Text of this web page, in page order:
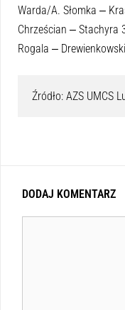
Warda/A. Słomka ‒
Chrześcian ‒ Stachyra
Rogala ‒
Źródło: AZS UMCS
DODAJ KOMENTARZ